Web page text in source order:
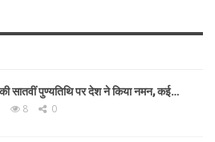
सातवीं पुण्यतिथि पर देश ने किया नमन, कई…
8 0